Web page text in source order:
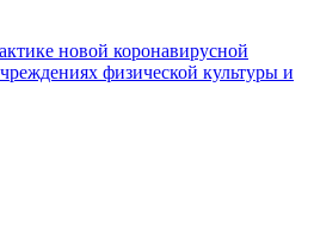
новой коронавирусной
физической культуры и